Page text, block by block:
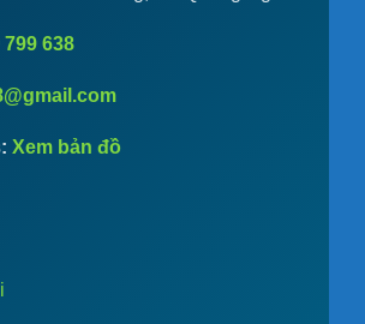
799 638
Xem bản đồ